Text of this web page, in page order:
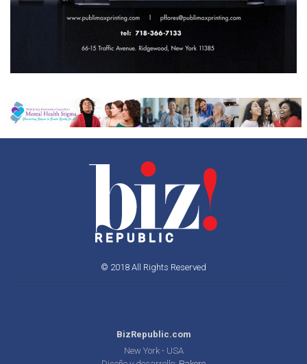
© 2018 All Rights Reserved
BizRepublic.com
New York - USA